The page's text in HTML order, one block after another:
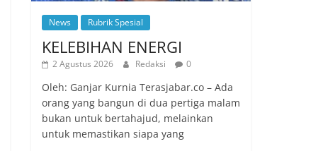
News Rubrik Spesial
KELEBIHAN ENERGI
2 Agustus 2026 Redaksi 0
Oleh: Ganjar Kurnia Terasjabar.co – Ada
orang yang bangun di dua pertiga malam
bukan untuk bertahajud, melainkan
untuk memastikan siapa yang